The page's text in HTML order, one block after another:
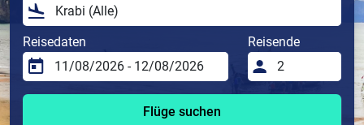
Reisedaten Reisende
Flüge suchen